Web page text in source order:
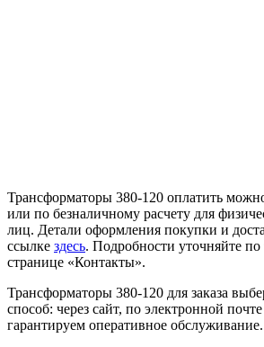
Трансформаторы 380-120 оплатить
или по безналичному расчету для
лиц. Детали оформления покупки и
ссылке здесь. Подробности уточняйте по
странице «Контакты».
Трансформаторы 380-120 для заказа
способ: через сайт, по электронной
гарантируем оперативное обслуживание.